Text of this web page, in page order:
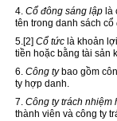
4.Cổ đông sáng lập là
tên trong danh sách
5.[2] Cổ tức là khoản
tiền hoặc bằng tài sản
6.Công tybao gồm
ty hợp danh.
7.Công ty trách nhiệm
thành viên và công ty